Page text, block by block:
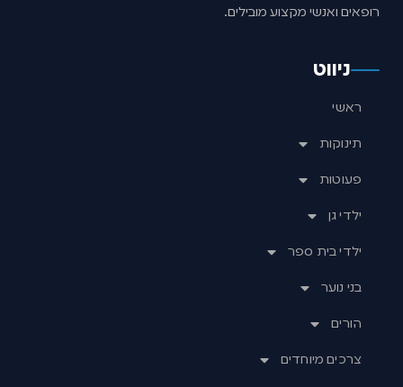
רופאים ואנשי מקצוע מובילים.
ניווט
ראשי
תינוקות
פעוטות
ילדי גן
ילדי בית ספר
בני נוער
הורים
צרכים מיוחדים